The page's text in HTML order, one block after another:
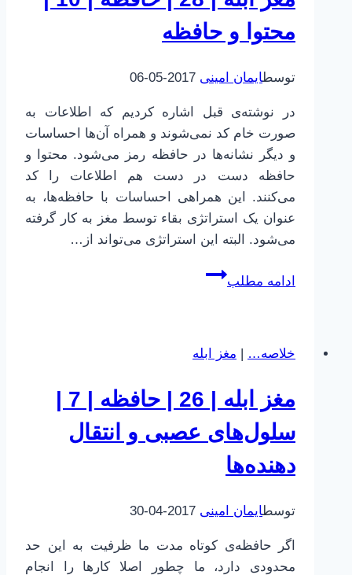
حافظه
و
محتوا و حافظه
توسطایمان امینی 2017-05-06
در نوشته‌ی قبل اشاره کردیم که اطلاعات به
صورت خام کد نمی‌شوند و همراه آن‌ها احساسات
و دیگر نشانه‌ها در حافظه رمز می‌شود. محتوا و
حافظه دست در دست هم اطلاعات را کد
می‌کنند. این همراهی احساسات با حافظه‌ها، به
عنوان یک استراتژی بقاء توسط مغز به کار گرفته
می‌شود. البته این استراتژی می‌تواند از…
ادامه مطلب
مغز
|
|
10
|
حافظه
خلاصه… مغز ابله
مغز ابله | 26 | حافظه | 7 |
سلول‌های عصبی و انتقال
دهنده‌ها
توسطایمان امینی 2017-04-30
اگر حافظه‌ی کوتاه مدت ما ظرفیت به این حد
محدودی دارد، ما چطور اصلا کارها را انجام